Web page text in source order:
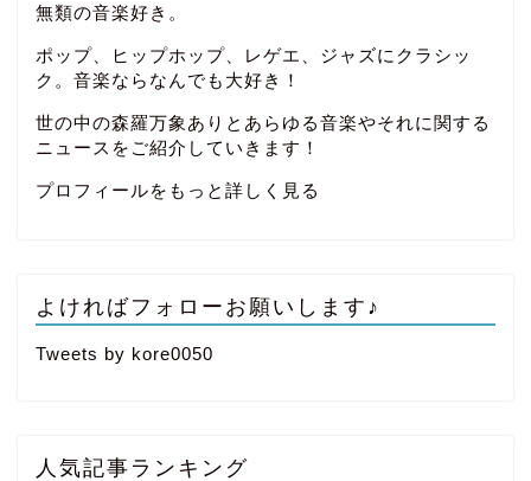
無類の音楽好き。
ポップ、ヒップホップ、レゲエ、ジャズにクラシッ
ク。音楽ならなんでも大好き！
世の中の森羅万象ありとあらゆる音楽やそれに関する
ニュースをご紹介していきます！
プロフィールをもっと詳しく見る
よければフォローお願いします♪
Tweets by kore0050
人気記事ランキング